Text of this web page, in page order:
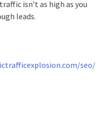
isn’t as high as you
leads.
seo/